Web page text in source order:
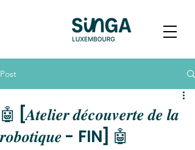
Post
🤖 [𝑨𝒕𝒆𝒍𝒊𝒆𝒓 𝒅𝒆́𝒄𝒐𝒖𝒗𝒆𝒓𝒕𝒆 𝒅𝒆 𝒍𝒂
𝒓𝒐𝒃𝒐𝒕𝒊𝒒𝒖𝒆 - FIN] 🤖